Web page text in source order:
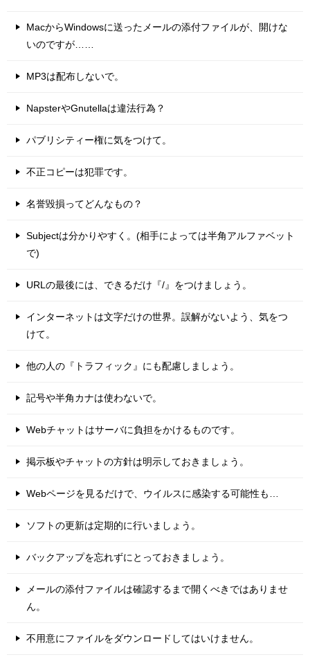
MacからWindowsに送ったメールの添付ファイルが、開けな
いのですが……
MP3は配布しないで。
NapsterやGnutellaは違法行為？
パブリシティー権に気をつけて。
不正コピーは犯罪です。
名誉毀損ってどんなもの？
Subjectは分かりやすく。(相手によっては半角アルファベット
で)
URLの最後には、できるだけ『/』をつけましょう。
インターネットは文字だけの世界。誤解がないよう、気をつ
けて。
他の人の『トラフィック』にも配慮しましょう。
記号や半角カナは使わないで。
Webチャットはサーバに負担をかけるものです。
掲示板やチャットの方針は明示しておきましょう。
Webページを見るだけで、ウイルスに感染する可能性も…
ソフトの更新は定期的に行いましょう。
バックアップを忘れずにとっておきましょう。
メールの添付ファイルは確認するまで開くべきではありませ
ん。
不用意にファイルをダウンロードしてはいけません。